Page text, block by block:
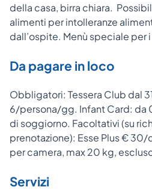
della casa, birra chiara.
alimenti per intolleranze
dall’ospite. Menù speciale per
Da pagare in loco
Obbligatori: Tessera Club dal
6/persona/gg. Infant Card: da
di soggiorno. Facoltativi (su
prenotazione): Esse Plus €
per camera, max 20 kg,
Servizi